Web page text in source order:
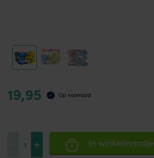
19,95 Op voorraad
badhanddoek
+ In winkelmandje